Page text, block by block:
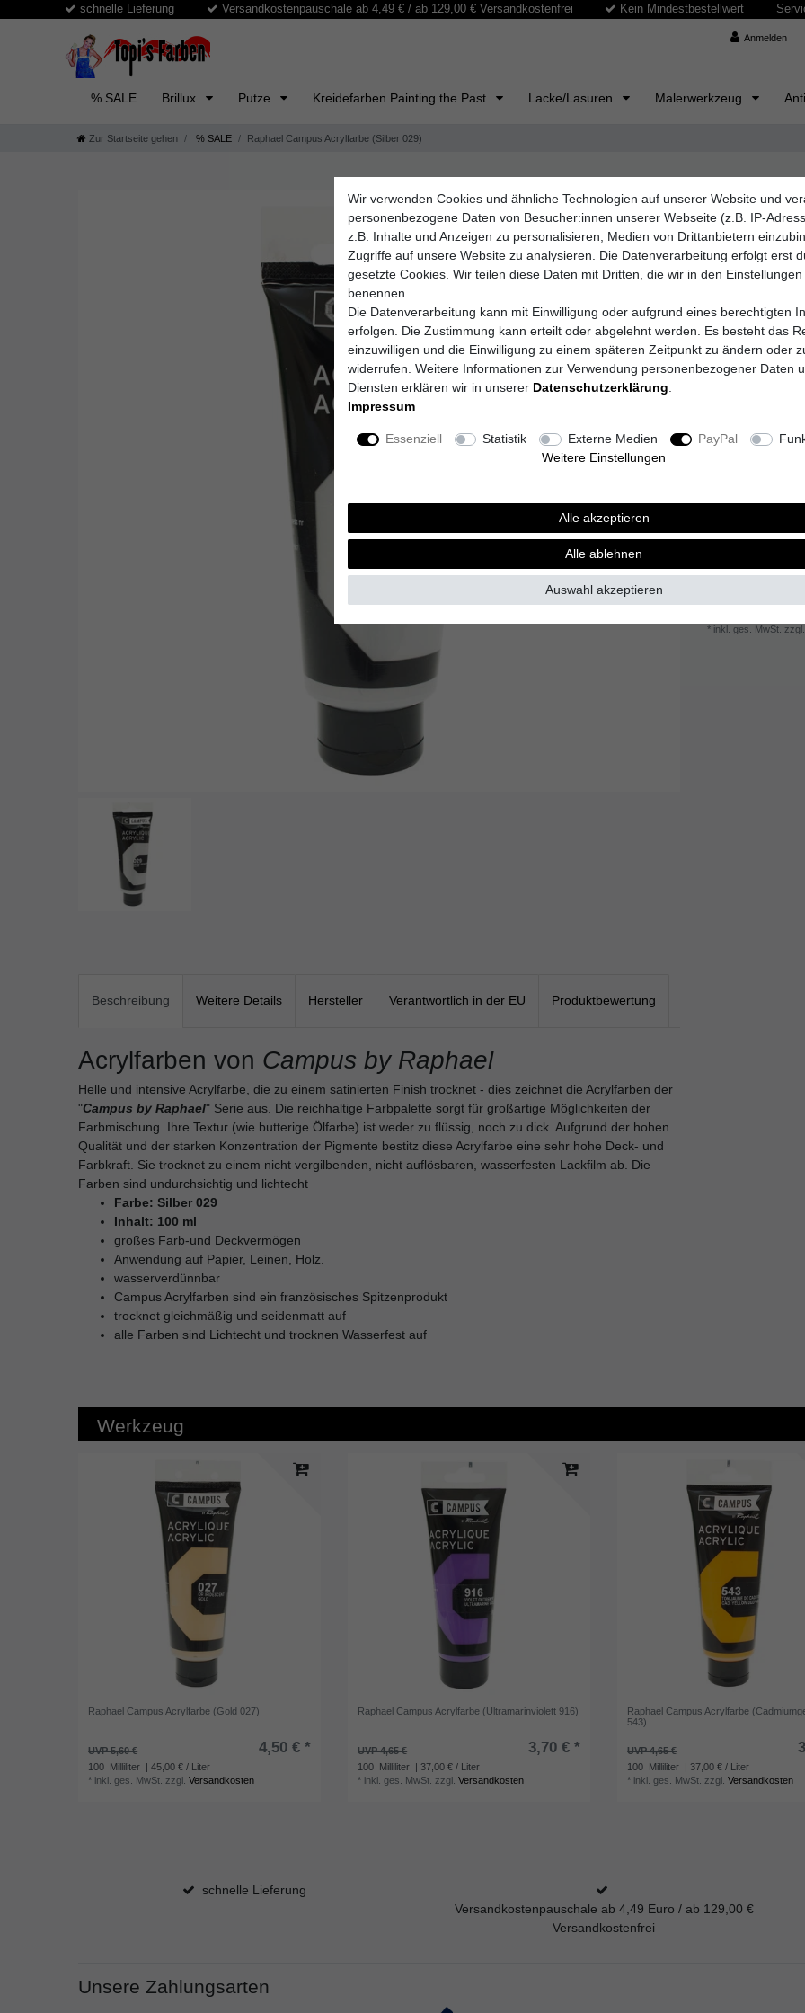
schnelle Lieferung Versandkostenpauschale ab 4,49 € / ab 129,00 € Versandkostenfrei Kein Mindestbestellwert
Anmelden
% SALE Brillux Putze Kreidefarben Painting the Past Lacke/Lasuren Malerwerkzeug
Zur Startseite gehen % SALE Raphael Campus Acrylfarbe (Silber 029)
MAX SAUER SAS
Raphael
UVP 5,60 €
Grundpreis
Sofort
* inkl. ges. MwSt. zzgl.
Beschreibung Weitere Details Hersteller Verantwortlich in der EU Produktbewertung
Acrylfarben von Campus by Raphael
Helle und intensive Acrylfarbe, die zu einem satinierten Finish trocknet - dies zeichnet die Acrylfarben der
"Campus by Raphael" Serie aus. Die reichhaltige Farbpalette sorgt für großartige Möglichkeiten der
Farbmischung. Ihre Textur (wie butterige Ölfarbe) ist weder zu flüssig, noch zu dick. Aufgrund der hohen
Qualität und der starken Konzentration der Pigmente bestitz diese Acrylfarbe eine sehr hohe Deck- und
Farbkraft. Sie trocknet zu einem nicht vergilbenden, nicht auflösbaren, wasserfesten Lackfilm ab. Die
Farben sind undurchsichtig und lichtecht
Farbe: Silber 029
Inhalt: 100 ml
großes Farb-und Deckvermögen
Anwendung auf Papier, Leinen, Holz.
wasserverdünnbar
Campus Acrylfarben sind ein französisches Spitzenprodukt
trocknet gleichmäßig und seidenmatt auf
alle Farben sind Lichtecht und trocknen Wasserfest auf
Werkzeug
Raphael Campus Acrylfarbe (Gold 027)
UVP 5,60 € 4,50 € *
100 Milliliter | 45,00 € / Liter
* inkl. ges. MwSt. zzgl.Versandkosten
Raphael Campus Acrylfarbe (Ultramarinviolett 916)
UVP 4,65 € 3,70 € *
100 Milliliter | 37,00 € / Liter
* inkl. ges. MwSt. zzgl.Versandkosten
Raphael Campus Acrylfarbe
543)
UVP 4,65 €
100 Milliliter | 37,00 € / Liter
* inkl. ges. MwSt. zzgl.Versandkosten
schnelle Lieferung
Versandkostenpauschale ab 4,49 Euro / ab 129,00 €
Versandkostenfrei
Unsere Zahlungsarten
Wir verwenden Cookies und ähnliche Technologien auf unserer Website und
personenbezogene Daten von Besucher:innen unserer Webseite (z.B. IP-
z.B. Inhalte und Anzeigen zu personalisieren, Medien von Drittanbietern
Zugriffe auf unsere Website zu analysieren. Die Datenverarbeitung erfolgt erst
gesetzte Cookies. Wir teilen diese Daten mit Dritten, die wir in den Einstellungen
benennen.
Die Datenverarbeitung kann mit Einwilligung oder aufgrund eines berechtigten
erfolgen. Die Zustimmung kann erteilt oder abgelehnt werden. Es besteht das
einzuwilligen und die Einwilligung zu einem späteren Zeitpunkt zu ändern oder
widerrufen. Weitere Informationen zur Verwendung personenbezogener Daten
Diensten erklären wir in unserer Daten­schutz­erklärung
Impressum
Essenziell Statistik Externe Medien PayPal
Weitere Einstellungen
Alle akzeptieren
Alle ablehnen
Auswahl akzeptieren